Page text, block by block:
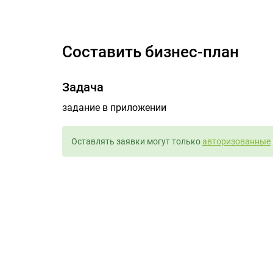
составить бизнес-план
Задача
задание в приложении
Оставлять заявки могут толькоавторизованные